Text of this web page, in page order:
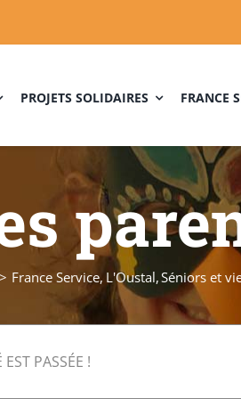
PROJETS SOLIDAIRES FRANCE
France Service L'Oustal Séniors et
EST PASSÉE !